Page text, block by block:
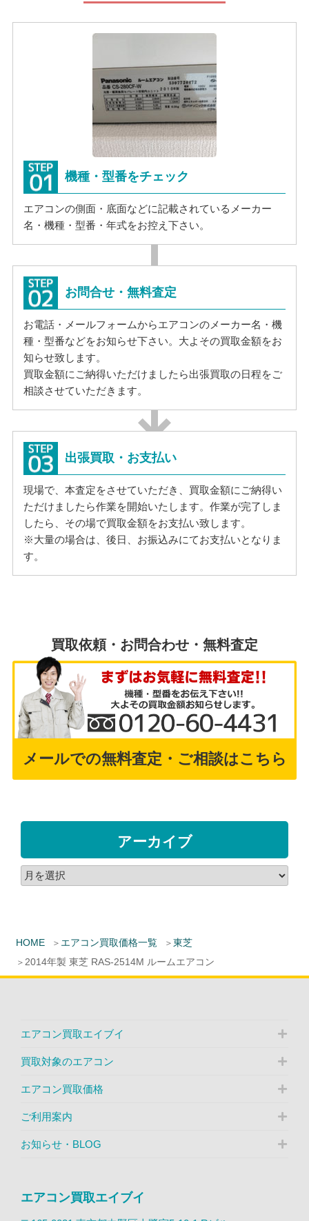
HOME エアコン買取価格一覧
東芝
2014年製 東芝 RAS-2514M ルームエアコン
機種・型番をチェック
エアコンの側面・底面などに記載されているメーカー
名・機種・型番・年式をお控え下さい。
お問合せ・無料査定
お電話・メールフォームからエアコンのメーカー名・機
種・型番などをお知らせ下さい。大よその買取金額をお
知らせ致します。
買取金額にご納得いただけましたら出張買取の日程をご
相談させていただきます。
出張買取・お支払い
現場で、本査定をさせていただき、買取金額にご納得い
ただけましたら作業を開始いたします。作業が完了しま
したら、その場で買取金額をお支払い致します。
※大量の場合は、後日、お振込みにてお支払いとなりま
す。
買取依頼・お問合わせ・無料査定
メールでの無料査定・ご相談はこちら
アーカイブ
エアコン買取エイブイ
買取対象のエアコン
エアコン買取価格
ご利用案内
お知らせ・BLOG
エアコン買取エイブイ